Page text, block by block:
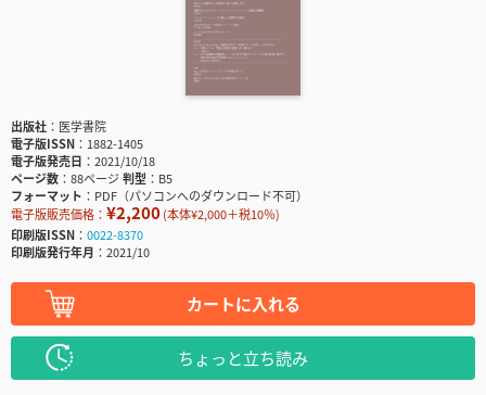
出版社
医学書院
電子版ISSN
1882-1405
電子版発売日
2021/10/18
ページ数
88ページ判型
B5
フォーマット
PDF（パソコンへのダウンロード不可）
電子版販売価格： ¥2,200(本体¥2,000＋税10％)
印刷版ISSN
0022-8370
印刷版発行年月
2021/10
カートに入れる
ちょっと立ち読み